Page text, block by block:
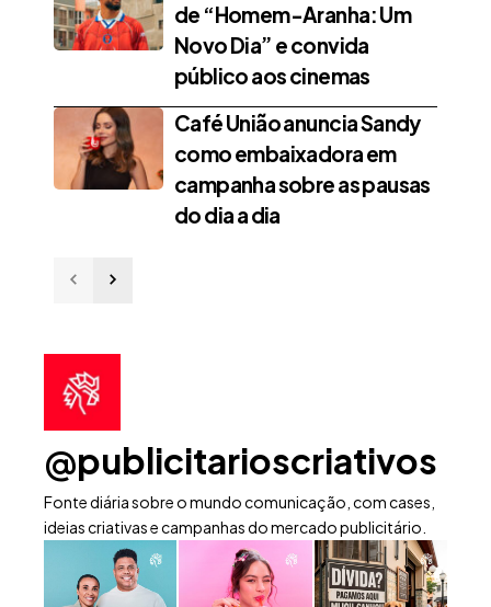
de “Homem-Aranha: Um
Novo Dia” e convida
público aos cinemas
Café União anuncia Sandy
como embaixadora em
campanha sobre as pausas
do dia a dia
@publicitarioscriativos
Fonte diária sobre o mundo comunicação, com cases,
ideias criativas e campanhas do mercado publicitário.